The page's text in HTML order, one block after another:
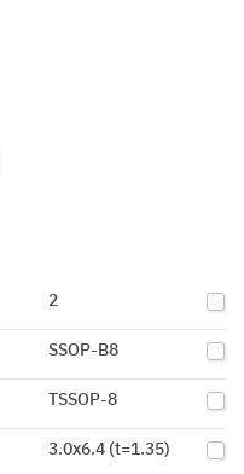
2
SSOP-B8
TSSOP-8
3.0x6.4 (t=1.35)